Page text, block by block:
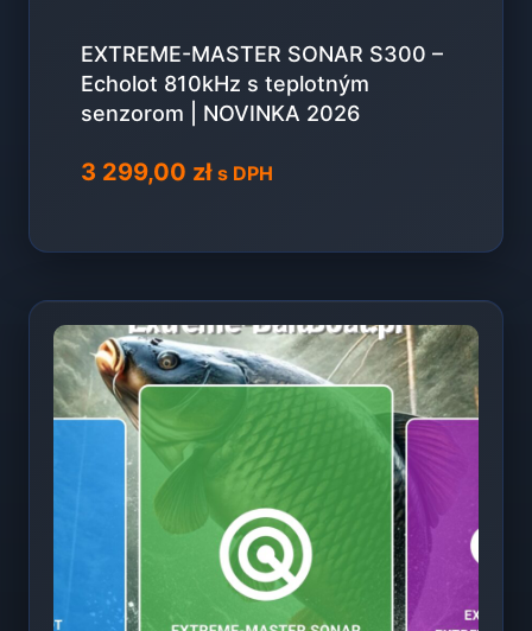
EXTREME-MASTER SONAR S300 –
Echolot 810kHz s teplotným
senzorom | NOVINKA 2026
3 299,00 zł s DPH